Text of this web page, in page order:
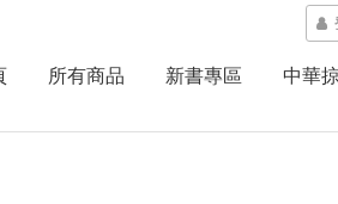
所有商品 新書專區 中華